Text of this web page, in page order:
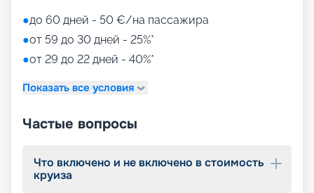
●до 60 дней - 50 €/на пассажира
●от 59 до 30 дней - 25%*
●от 29 до 22 дней - 40%*
Показать все условия
Частые вопросы
Что включено и не включено в стоимость
круиза